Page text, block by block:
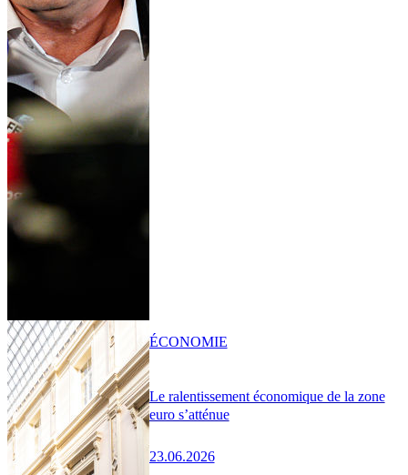
Le ralentissement économique de la zone
euro s’atténue
23.06.2026
ÉCONOMIE